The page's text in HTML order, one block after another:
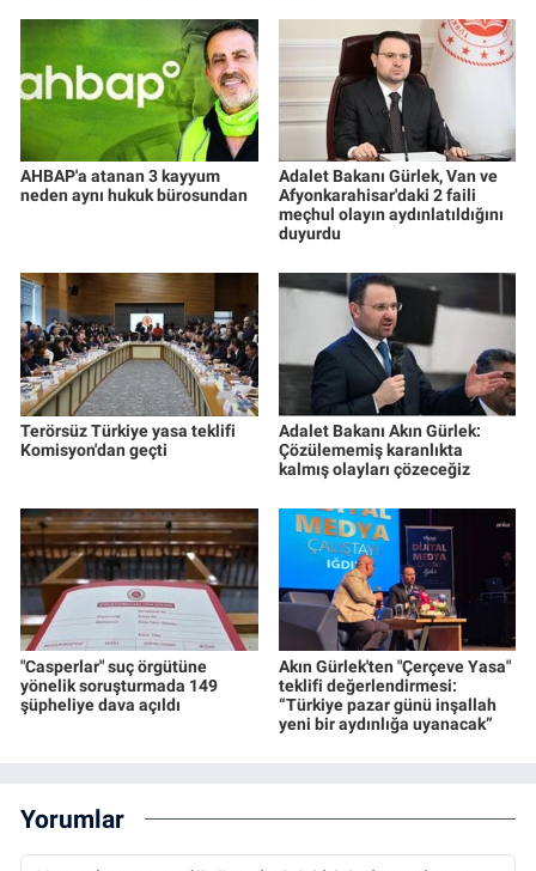
AHBAP'a atanan 3 kayyum
neden aynı hukuk bürosundan
Adalet Bakanı Gürlek, Van ve
Afyonkarahisar'daki 2 faili
meçhul olayın aydınlatıldığını
duyurdu
Terörsüz Türkiye yasa teklifi
Komisyon'dan geçti
Adalet Bakanı Akın Gürlek:
Çözülememiş karanlıkta
kalmış olayları çözeceğiz
"Casperlar" suç örgütüne
yönelik soruşturmada 149
şüpheliye dava açıldı
Akın Gürlek'ten "Çerçeve Yasa"
teklifi değerlendirmesi:
“Türkiye pazar günü inşallah
yeni bir aydınlığa uyanacak”
Yorumlar